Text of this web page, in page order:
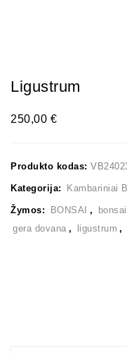
Ligustrum
250,00€
Produkto kodas:
Kategorija: Kambariniai
Žymos: BONSAI ,
gera dovana , ligustrum ,